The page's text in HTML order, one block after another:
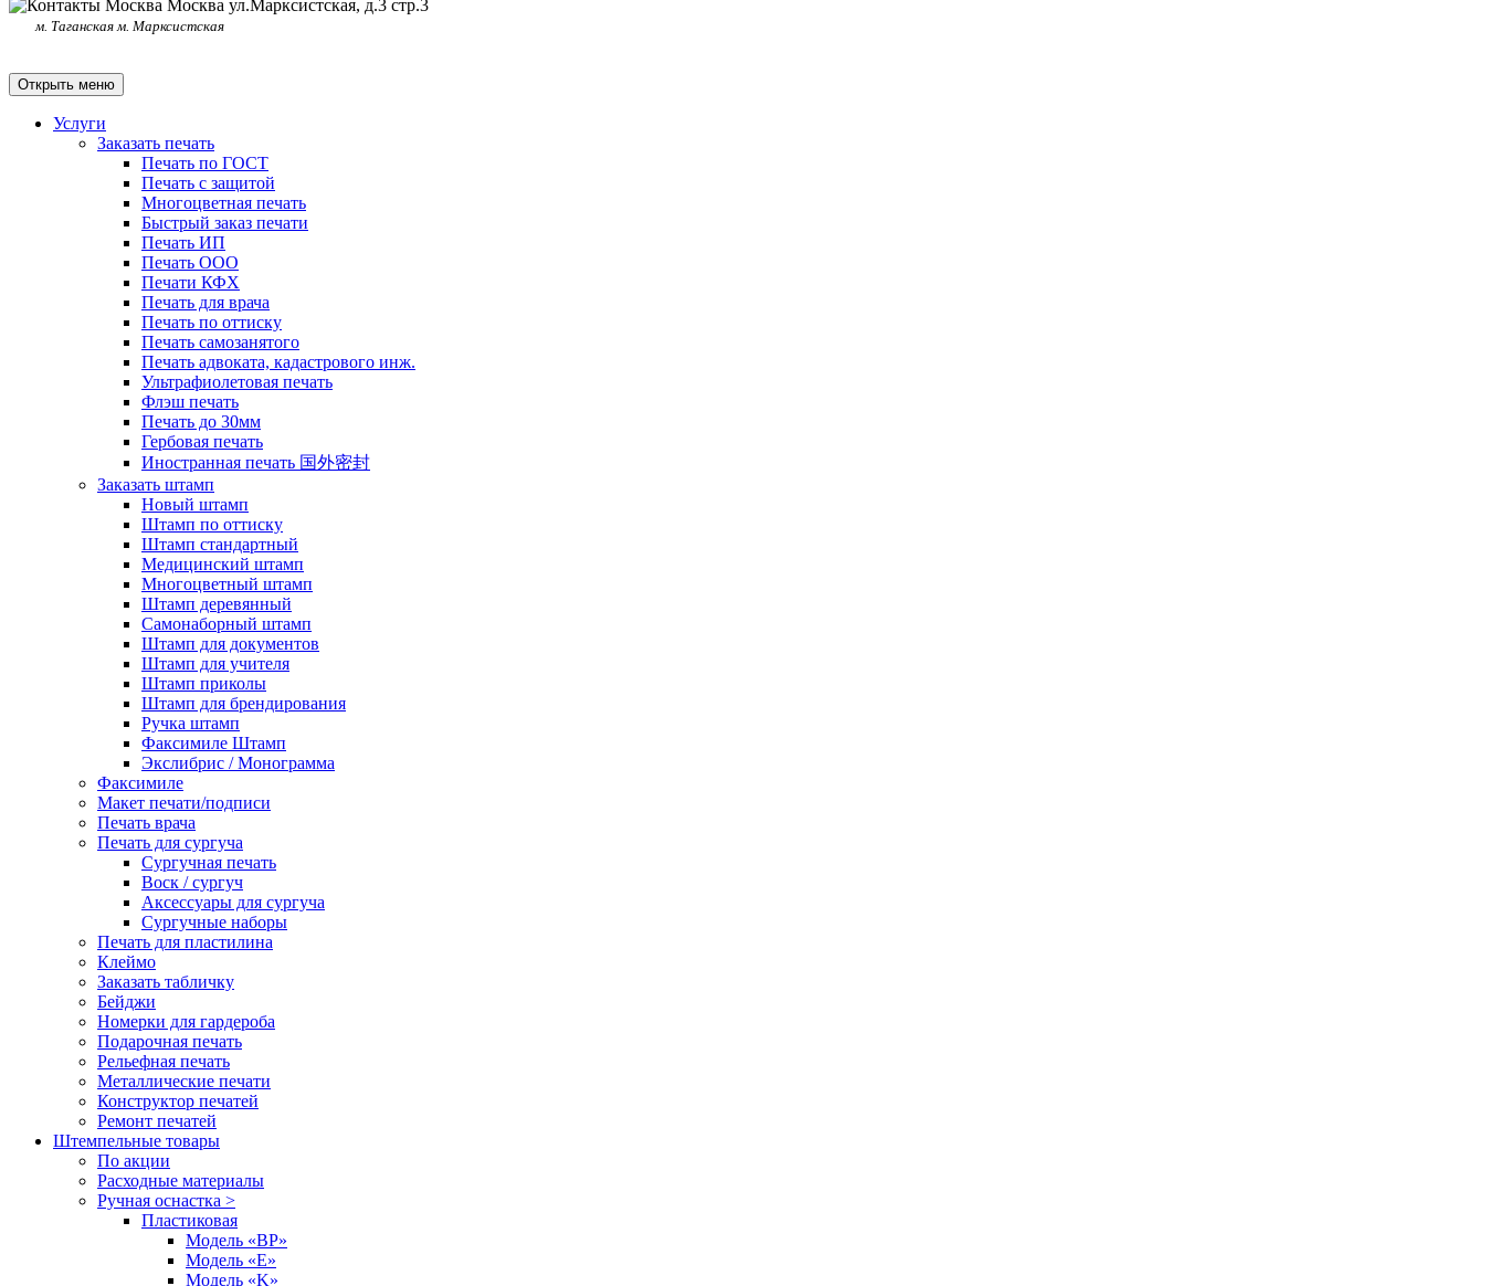
Москва ул.Марксистская, д.3 стр.3
м. Таганская м. Марксистская
Открыть меню
Услуги
Заказать печать
Печать по ГОСТ
Печать с защитой
Многоцветная печать
Быстрый заказ печати
Печать ИП
Печать ООО
Печати КФХ
Печать для врача
Печать по оттиску
Печать самозанятого
Печать адвоката, кадастрового инж.
Ультрафиолетовая печать
Флэш печать
Печать до 30мм
Гербовая печать
Иностранная печать 国外密封
Заказать штамп
Новый штамп
Штамп по оттиску
Штамп стандартный
Медицинский штамп
Многоцветный штамп
Штамп деревянный
Самонаборный штамп
Штамп для документов
Штамп для учителя
Штамп приколы
Штамп для брендирования
Ручка штамп
Факсимиле Штамп
Экслибрис / Монограмма
Факсимиле
Макет печати/подписи
Печать врача
Печать для сургуча
Сургучная печать
Воск / сургуч
Аксессуары для сургуча
Сургучные наборы
Печать для пластилина
Клеймо
Заказать табличку
Бейджи
Номерки для гардероба
Подарочная печать
Рельефная печать
Металлические печати
Конструктор печатей
Ремонт печатей
Штемпельные товары
По акции
Расходные материалы
Ручная оснастка >
Пластиковая
Модель «BP»
Модель «E»
Модель «K»